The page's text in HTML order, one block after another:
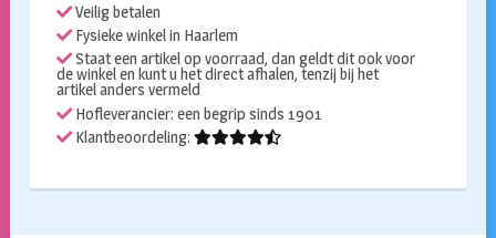
Veilig betalen
Fysieke winkel in Haarlem
Staat een artikel op voorraad, dan geldt dit ook voor
de winkel en kunt u het direct afhalen, tenzij bij het
artikel anders vermeld
Hofleverancier: een begrip sinds 1901
Klantbeoordeling: